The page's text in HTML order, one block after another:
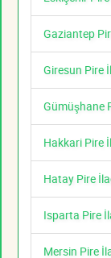
Gaziantep
Giresun Pire
Gümüşhane
Hakkari Pire
Hatay Pire
Isparta Pire
Mersin Pire